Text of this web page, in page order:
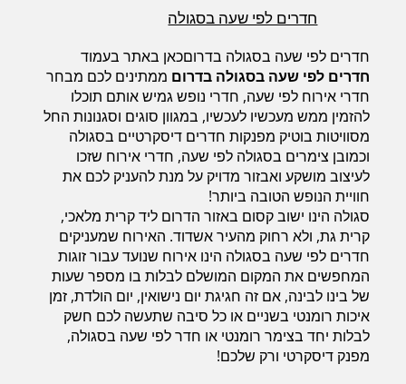
חדרים לפי שעה בחוף הכרמל
חדרים לפי שעה בחיפה קריות
חדרים לפי שעה בכנרת גליל תחתון עמקים
חדרים לפי שעה ברמת הגולן
חדרים לפי שעה בהערבה
חדרים לפי שעה בסגולה
חדרים לפי שעה בסגולה בדרוםכאן באתר בעמוד
חדרים לפי שעה בסגולה בדרום ממתינים לכם מבחר
חדרי אירוח לפי שעה, חדרי נופש גמיש אותם תוכלו
להזמין ממש מעכשיו לעכשיו, במגוון סוגים וסגנונות החל
מסוויטות בוטיק מפנקות חדרים דיסקרטיים בסגולה
וכמובן צימרים בסגולה לפי שעה, חדרי אירוח שזכו
לעיצוב מושקע ואבזור מדויק על מנת להעניק לכם את
חוויית הנופש הטובה ביותר!
סגולה הינו ישוב קסום באזור הדרום ליד קרית מלאכי,
קרית גת, ולא רחוק מהעיר אשדוד. האירוח שמעניקים
חדרים לפי שעה בסגולה הינו אירוח שנועד עבור זוגות
המחפשים את המקום המושלם לבלות בו מספר שעות
של בינו לבינה, אם זה חגיגת יום נישואין, יום הולדת, זמן
איכות רומנטי בשניים או כל סיבה שתעשה לכם חשק
לבלות יחד בצימר רומנטי או חדר לפי שעה בסגולה,
מפנק דיסקרטי ורק שלכם!